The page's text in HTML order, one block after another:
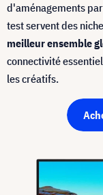
d'aménagements
test servent des
meilleur ensemble
connectivité
les créatifs.